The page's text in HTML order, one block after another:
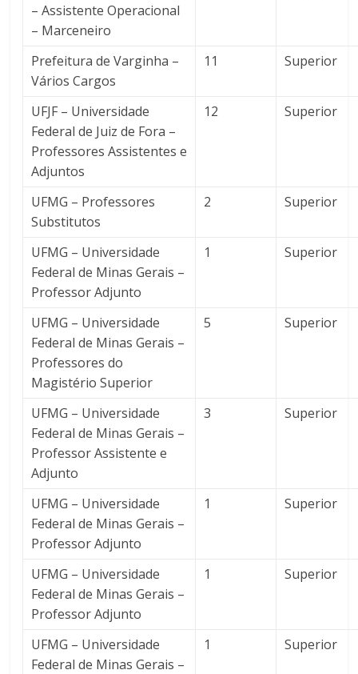
– Assistente Operacional
– Marceneiro
Prefeitura de Varginha –
Vários Cargos
11 Superior
UFJF – Universidade
Federal de Juiz de Fora –
Professores Assistentes e
Adjuntos
12 Superior
UFMG – Professores
Substitutos
2 Superior
UFMG – Universidade
Federal de Minas Gerais –
Professor Adjunto
1 Superior
UFMG – Universidade
Federal de Minas Gerais –
Professores do
Magistério Superior
5 Superior
UFMG – Universidade
Federal de Minas Gerais –
Professor Assistente e
Adjunto
3 Superior
UFMG – Universidade
Federal de Minas Gerais –
Professor Adjunto
1 Superior
UFMG – Universidade
Federal de Minas Gerais –
Professor Adjunto
1 Superior
UFMG – Universidade
Federal de Minas Gerais –
1 Superior